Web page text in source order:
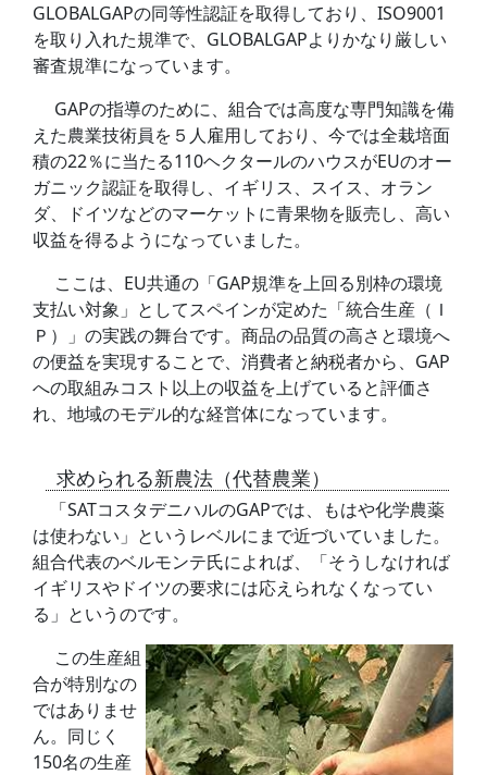
GLOBALGAPの同等性認証を取得しており、ISO9001
を取り入れた規準で、GLOBALGAPよりかなり厳しい
審査規準になっています。
GAPの指導のために、組合では高度な専門知識を備
えた農業技術員を５人雇用しており、今では全栽培面
積の22％に当たる110ヘクタールのハウスがEUのオー
ガニック認証を取得し、イギリス、スイス、オラン
ダ、ドイツなどのマーケットに青果物を販売し、高い
収益を得るようになっていました。
ここは、EU共通の「GAP規準を上回る別枠の環境
支払い対象」としてスペインが定めた「統合生産（Ｉ
Ｐ）」の実践の舞台です。商品の品質の高さと環境へ
の便益を実現することで、消費者と納税者から、GAP
への取組みコスト以上の収益を上げていると評価さ
れ、地域のモデル的な経営体になっています。
求められる新農法（代替農業）
「SATコスタデニハルのGAPでは、もはや化学農薬
は使わない」というレベルにまで近づいていました。
組合代表のベルモンテ氏によれば、「そうしなければ
イギリスやドイツの要求には応えられなくなってい
る」というのです。
この生産組
合が特別なの
ではありませ
ん。同じく
150名の生産